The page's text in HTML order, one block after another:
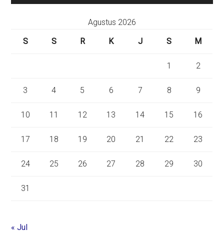
Agustus 2026
S
S R K J S M
1 2
3 4 5 6 7 8 9
10 11 12 13 14 15 16
17 18 19 20 21 22 23
24 25 26 27 28 29 30
31
« Jul